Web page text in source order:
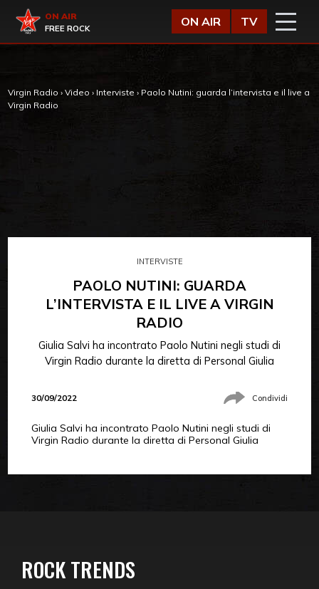
Virgin Radio
ON AIR
FREE ROCK
ON AIR TV
Virgin Radio › Video › Interviste › Paolo Nutini: guarda l’intervista e il live a
Virgin Radio
INTERVISTE
PAOLO NUTINI: GUARDA
L’INTERVISTA E IL LIVE A VIRGIN
RADIO
Giulia Salvi ha incontrato Paolo Nutini negli studi di
Virgin Radio durante la diretta di Personal Giulia
30/09/2022 Condividi
Giulia Salvi ha incontrato Paolo Nutini negli studi di
Virgin Radio durante la diretta di Personal Giulia
ROCK TRENDS